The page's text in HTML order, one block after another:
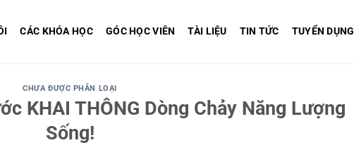
CÁC KHÓA HỌC GÓC HỌC VIÊN TÀI LIỆU TIN TỨC TUYỂN DỤNG
CHƯA ĐƯỢC PHÂN LOẠI
KHAI THÔNG Dòng Chảy Năng Lượng
Sống!